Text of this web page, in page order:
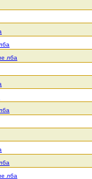
лба
лба